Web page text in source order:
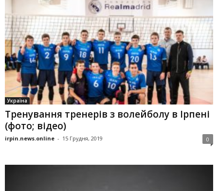
Україна
Тренування тренерів з волейболу в Ірпені
(фото; відео)
irpin.news.online - 15 Грудня, 2019 0